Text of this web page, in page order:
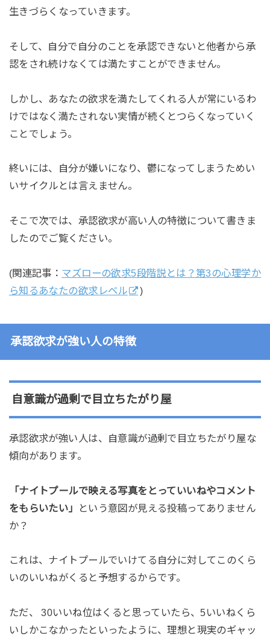
生きづらくなっていきます。
そして、自分で自分のことを承認できないと他者から承
認をされ続けなくては満たすことができません。
しかし、あなたの欲求を満たしてくれる人が常にいるわ
けではなく満たされない実情が続くとつらくなっていく
ことでしょう。
終いには、自分が嫌いになり、鬱になってしまうためい
いサイクルとは言えません。
そこで次では、承認欲求が高い人の特徴について書きま
したのでご覧ください。
(関連記事： マズローの欲求5段階説とは？第3の心理学か
ら知るあなたの欲求レベル
)
承認欲求が強い人の特徴
自意識が過剰で目立ちたがり屋
承認欲求が強い人は、自意識が過剰で目立ちたがり屋な
傾向があります。
「ナイトプールで映える写真をとっていいねやコメント
をもらいたい」
という意図が見える投稿ってありません
か？
これは、ナイトプールでいけてる自分に対してこのくら
いのいいねがくると予想するからです。
ただ、 30いいね位はくると思っていたら、5いいねくら
いしかこなかったといったように、理想と現実のギャッ